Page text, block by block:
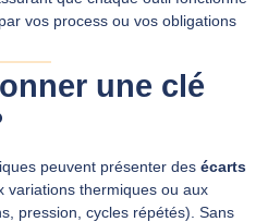
vos process ou vos obligations
une clé
peuvent présenter des écarts
variations thermiques ou aux
pression, cycles répétés). Sans